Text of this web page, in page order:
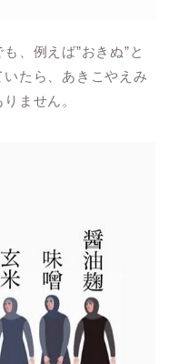
、例えば”おきぬ”と
たら、あきこやえみ
ません。